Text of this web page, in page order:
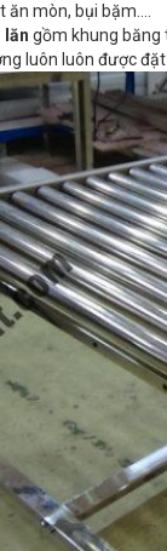
mòn, bụi bặm….
lăn gồm khung băng
luôn luôn được